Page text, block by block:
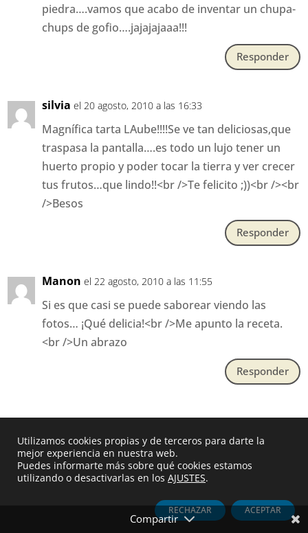
piedra….vamos que acabo de inventar un chupa-
chups de gofio….jajajajaaa!!!
Responder
silvia el 20 agosto, 2010 a las 16:33
Magnífica tarta LAube!!!!Se ve tan deliciosas,que
traspasa la pantalla….es todo un lujo tener un
huerto propio y poder tocar la tierra y ver crecer
tus frutos…que lindo!!<br />Te felicito ;))<br /><br
/>Besos
Responder
Manon el 22 agosto, 2010 a las 11:55
Si es que casi se puede saborear viendo las
fotos… ¡Qué delicia!<br />Me apunto la receta.
<br />Un abrazo
Responder
Tu dirección de correo electrónico no será publicada.
Los campos obligatorios están marcados con*
Utilizamos cookies propias y de terceros para darte la
mejor experiencia en nuestra web.
Puedes informarte más sobre qué cookies estamos
utilizando o desactivarlas en los AJUSTES.
ACEPTAR
RECHAZAR